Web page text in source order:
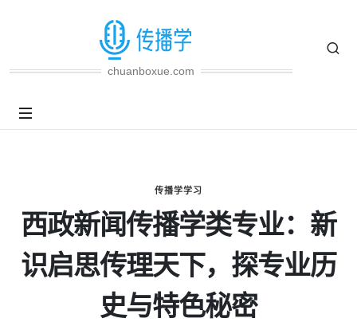
chuanboxue.com
传播学学习
西政新闻传播学类专业：新
识启思传理天下，探专业历
史与特色秘密